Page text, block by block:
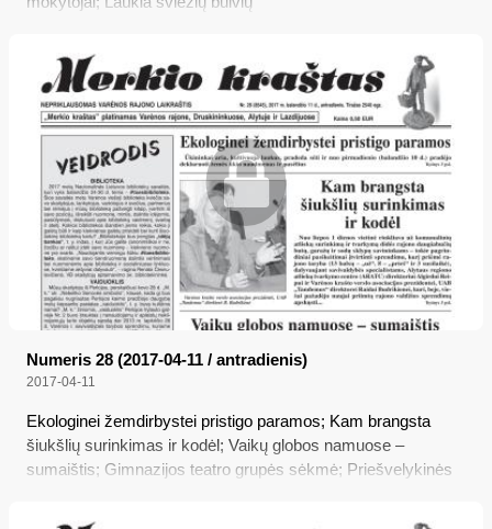
Numeris 28 (2017-04-11 / antradienis)
2017-04-11
Ekologinei žemdirbystei pristigo paramos; Kam brangsta
šiukšlių surinkimas ir kodėl; Vaikų globos namuose –
sumaištis; Gimnazijos teatro grupės sėkmė; Priešvelykinės